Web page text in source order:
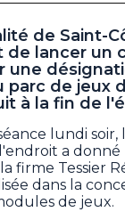
de Saint-
de lancer un
une
parc de jeux
à la fin de
lundi soir,
a donné
firme Tessier
dans la
de jeux.